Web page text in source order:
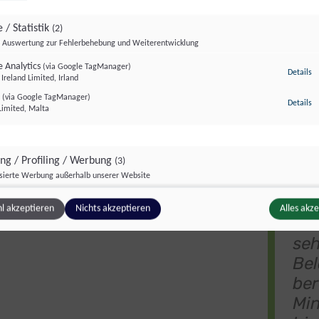
Mineralwässer und Quellwässer enthält TFA.
/ Statistik (2)
Auswertung zur Fehlerbehebung und Weiterentwicklung
Analytics (via Google TagManager)
Ireland Limited, Irland
Details
(via Google TagManager)
Malta
Details
/ Profiling / Werbung (3)
Werbung außerhalb unserer Website
(via Google TagManager)
Ireland Ltd., Irland
Details
GTag(via Google TagManager)
Details
akzeptieren Nichts akzeptieren Alles